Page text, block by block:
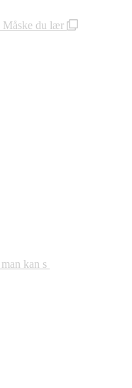
Måske du lær
kan s